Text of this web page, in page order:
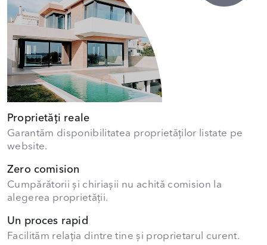
Proprietăți reale
Garantăm disponibilitatea proprietăților listate pe
website.
Zero comision
Cumpărătorii și chiriașii nu achită comision la
alegerea proprietății.
Un proces rapid
Facilităm relația dintre tine și proprietarul curent.